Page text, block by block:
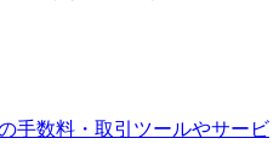
手数料・取引ツールやサービ